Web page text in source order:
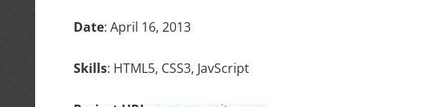
Date: April 16, 2013
Skills: HTML5, CSS3, JavScript